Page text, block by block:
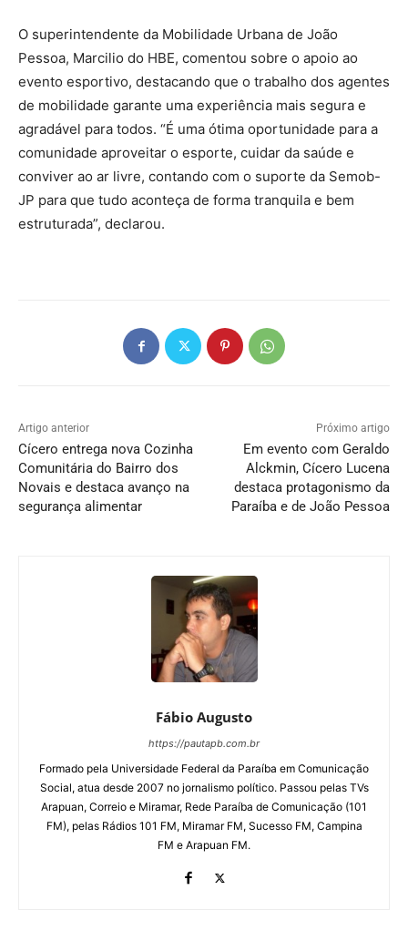
O superintendente da Mobilidade Urbana de João
Pessoa, Marcilio do HBE, comentou sobre o apoio ao
evento esportivo, destacando que o trabalho dos agentes
de mobilidade garante uma experiência mais segura e
agradável para todos. “É uma ótima oportunidade para a
comunidade aproveitar o esporte, cuidar da saúde e
conviver ao ar livre, contando com o suporte da Semob-
JP para que tudo aconteça de forma tranquila e bem
estruturada”, declarou.
Artigo anterior
Cícero entrega nova Cozinha
Comunitária do Bairro dos
Novais e destaca avanço na
segurança alimentar
Próximo artigo
Em evento com Geraldo
Alckmin, Cícero Lucena
destaca protagonismo da
Paraíba e de João Pessoa
Fábio Augusto
https://pautapb.com.br
Formado pela Universidade Federal da Paraíba em Comunicação
Social, atua desde 2007 no jornalismo político. Passou pelas TVs
Arapuan, Correio e Miramar, Rede Paraíba de Comunicação (101
FM), pelas Rádios 101 FM, Miramar FM, Sucesso FM, Campina
FM e Arapuan FM.